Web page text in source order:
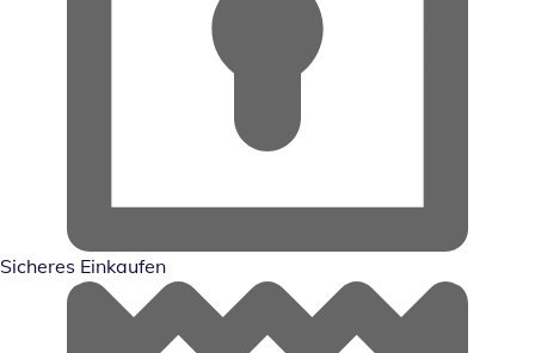
Sicheres Einkaufen